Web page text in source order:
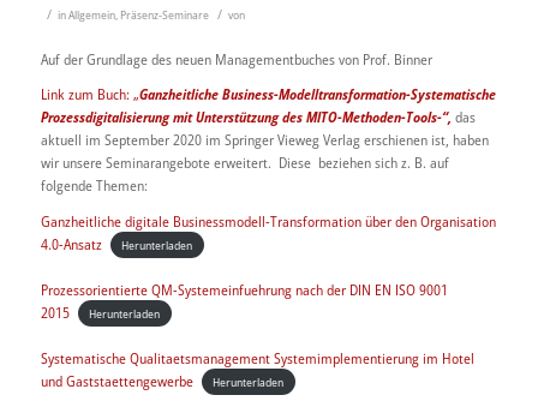
/ inAllgemein, Präsenz-Seminare / von
Auf der Grundlage des neuen Managementbuches von Prof. Binner
Link zum Buch: „Ganzheitliche Business-Modelltransformation-Systematische
Prozessdigitalisierung mit Unterstützung des MITO-Methoden-Tools-“, das
aktuell im September 2020 im Springer Vieweg Verlag erschienen ist, haben
wir unsere Seminarangebote erweitert. Diese beziehen sich z. B. auf
folgende Themen:
Ganzheitliche digitale Businessmodell-Transformation über den Organisation
4.0-Ansatz
Herunterladen
Prozessorientierte QM-Systemeinfuehrung nach der DIN EN ISO 9001
2015
Herunterladen
Systematische Qualitaetsmanagement Systemimplementierung im Hotel
und Gaststaettengewerbe
Herunterladen